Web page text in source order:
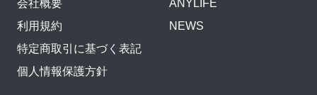
会社概要
利用規約
特定商取引に基づく表記
個人情報保護方針
ANYLIFE
NEWS